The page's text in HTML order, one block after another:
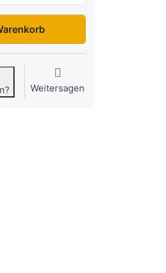
zu 1.219,00 €, Menge 1.
Weitersagen